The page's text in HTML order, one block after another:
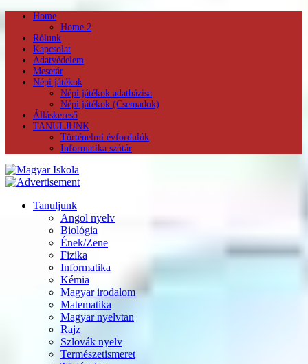
Home
Home 2
Rólunk
Kapcsolat
Adatvédelem
Mesetár
Népi játékok
Népi játékok adatbázisa
Népi játékok (Csemadok)
Álláskereső
TANULJUNK
Történelmi évfordulók
Informatika szótár
Tanuljunk
Angol nyelv
Biológia
Ének/Zene
Fizika
Informatika
Kémia
Magyar irodalom
Matematika
Magyar nyelvtan
Rajz
Szlovák nyelv
Természetismeret